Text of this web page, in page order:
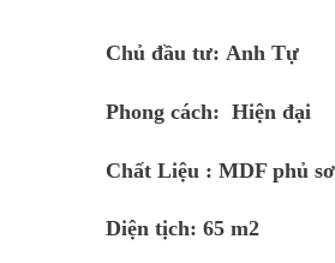
Chủ đầu tư: Anh Tự
Phong cách: Hiện đại
Chất Liệu : MDF phủ
Diện tịch: 65 m2